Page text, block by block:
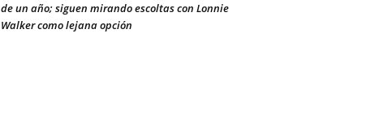
de un año; siguen mirando escoltas con Lonnie
Walker como lejana opción